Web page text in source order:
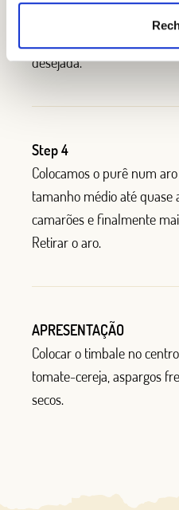
desejada.
Step 4
Colocamos o purê num
tamanho médio até quase
camarões e finalmente
Retirar o aro.
APRESENTAÇÃO
Colocar o timbale no
tomate-cereja, aspargos
secos.